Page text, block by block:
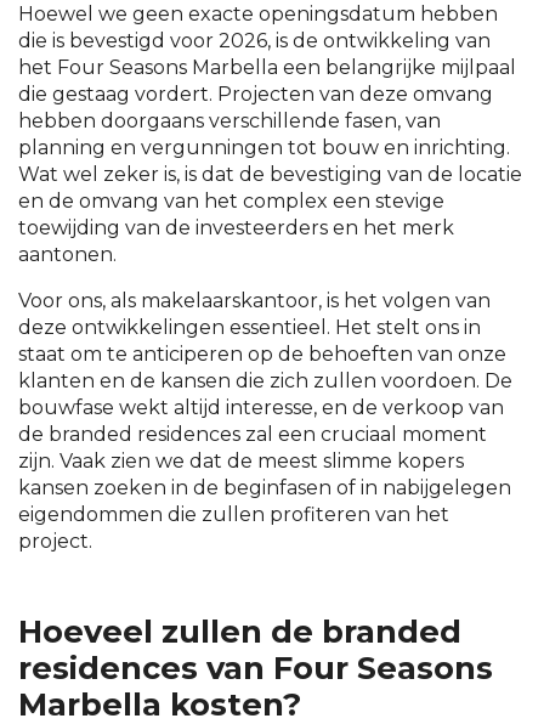
Hoewel we geen exacte openingsdatum hebben
die is bevestigd voor 2026, is de ontwikkeling van
het Four Seasons Marbella een belangrijke mijlpaal
die gestaag vordert. Projecten van deze omvang
hebben doorgaans verschillende fasen, van
planning en vergunningen tot bouw en inrichting.
Wat wel zeker is, is dat de bevestiging van de locatie
en de omvang van het complex een stevige
toewijding van de investeerders en het merk
aantonen.
Voor ons, als makelaarskantoor, is het volgen van
deze ontwikkelingen essentieel. Het stelt ons in
staat om te anticiperen op de behoeften van onze
klanten en de kansen die zich zullen voordoen. De
bouwfase wekt altijd interesse, en de verkoop van
de branded residences zal een cruciaal moment
zijn. Vaak zien we dat de meest slimme kopers
kansen zoeken in de beginfasen of in nabijgelegen
eigendommen die zullen profiteren van het
project.
Hoeveel zullen de branded
residences van Four Seasons
Marbella kosten?